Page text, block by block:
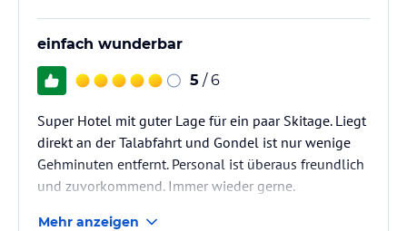
einfach wunderbar
5 / 6
Super Hotel mit guter Lage für ein paar Skitage. Liegt
direkt an der Talabfahrt und Gondel ist nur wenige
Gehminuten entfernt. Personal ist überaus freundlich
und zuvorkommend. Immer wieder gerne.
Mehr anzeigen